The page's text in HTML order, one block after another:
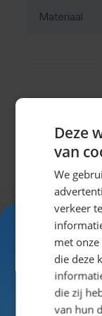
Materiaal
Navigeren
Druk om
Druk op om
Deze
van
We
verkeer
met
die deze
die zij
van hun
Schrijf je nuin